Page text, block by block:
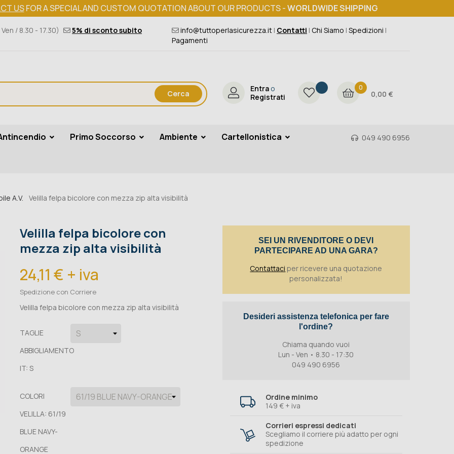
USFOR A SPECIAL AND CUSTOM QUOTATION ABOUT OUR PRODUCTS -WORLDWIDE SHIPPING
/ 8.30 - 17.30) 5% di sconto subito info@tuttoperlasicurezza.it | Contatti | Chi Siamo | Spedizioni |
Pagamenti
Cerca
Entra o
Registrati
0
0,00 €
Primo Soccorso Ambiente Cartellonistica 049 490 6956
A.V. Velilla felpa bicolore con mezza zip alta visibilità
Velilla felpa bicolore con
mezza zip alta visibilità
24,11 € + iva
Spedizione con Corriere
Velilla felpa bicolore con mezza zip alta visibilità
TAGLIE
ABBIGLIAMENTO
IT: S
COLORI
VELILLA: 61/19
BLUE NAVY-
ORANGE
SEI UN RIVENDITORE O DEVI
PARTECIPARE AD UNA GARA?
Contattaci per ricevere una quotazione
personalizzata!
Desideri assistenza telefonica per fare
l'ordine?
Chiama quando vuoi
Lun - Ven • 8.30 - 17:30
049 490 6956
Ordine minimo
149 € + iva
Corrieri espressi dedicati
Scegliamo il corriere più adatto per ogni
spedizione